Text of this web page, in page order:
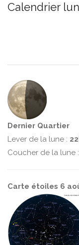
Calendrier
Dernier Quartier
Lever de la lune :
Coucher de la lune :
Carte étoiles 6